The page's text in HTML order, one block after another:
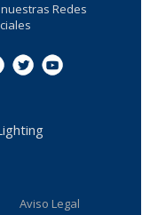
Redes
Aviso Legal